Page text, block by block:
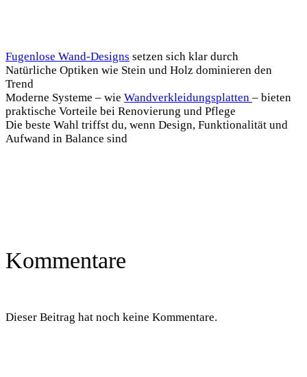
Fugenlose Wand-Designs setzen sich klar durch
Natürliche Optiken wie Stein und Holz dominieren den
Trend
Moderne Systeme – wie Wandverkleidungsplatten – bieten
praktische Vorteile bei Renovierung und Pflege
Die beste Wahl triffst du, wenn Design, Funktionalität und
Aufwand in Balance sind
Kommentare
Dieser Beitrag hat noch keine Kommentare.